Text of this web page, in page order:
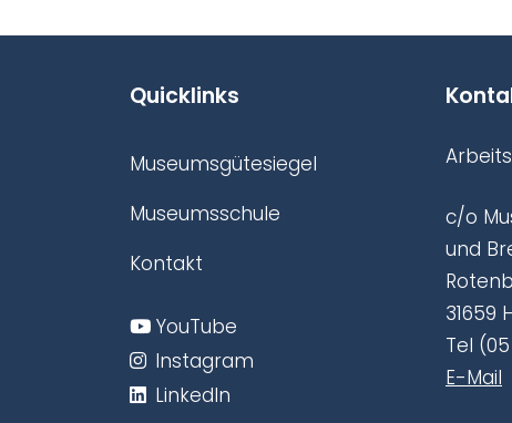
Quicklinks
Museumsgütesiegel
Museumsschule
Kontakt
YouTube
Instagram
LinkedIn
c/o
und
31659
Tel (05
E-Mail